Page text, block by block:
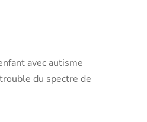
avec autisme
du spectre de